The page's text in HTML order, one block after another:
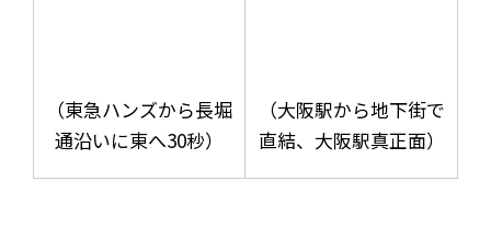
（東急ハンズから長堀
通沿いに東へ30秒）
（大阪駅から地下街で
直結、大阪駅真正面）